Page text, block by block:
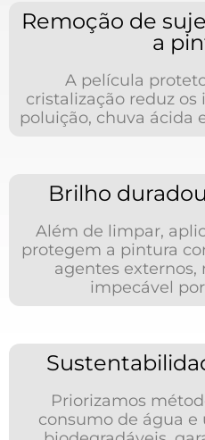
Remoção de
a
A película
cristalização reduz os
poluição, chuva ácida
Brilho
Além de limpar,
protegem a pintura
agentes
impecável
Priorizamos
consumo de água